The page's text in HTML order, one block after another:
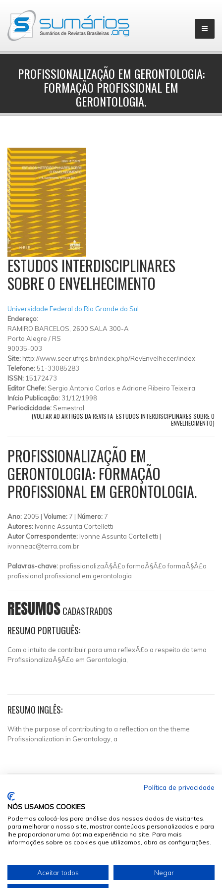
PROFISSIONALIZAÇÃO EM GERONTOLOGIA:
FORMAÇÃO PROFISSIONAL EM
GERONTOLOGIA.
ESTUDOS INTERDISCIPLINARES
SOBRE O ENVELHECIMENTO
Universidade Federal do Rio Grande do Sul
Endereço:
RAMIRO BARCELOS, 2600 SALA 300-A
Porto Alegre / RS
90035-003
Site: http://www.seer.ufrgs.br/index.php/RevEnvelhecer/index
Telefone:51-33085283
ISSN: 15172473
Editor Chefe: Sergio Antonio Carlos e Adriane Ribeiro Teixeira
Início Publicação: 31/12/1998
Periodicidade: Semestral
(VOLTAR AO ARTIGOS DA REVISTA: ESTUDOS INTERDISCIPLINARES SOBRE O
ENVELHECIMENTO)
PROFISSIONALIZAÇÃO EM
GERONTOLOGIA: FORMAÇÃO
PROFISSIONAL EM GERONTOLOGIA.
Ano: 2005 | Volume: 7 | Número: 7
Autores: Ivonne Assunta Cortelletti
Autor Correspondente: Ivonne Assunta Cortelletti |
ivonneac@terra.com.br
Palavras-chave:profissionalizaÃ§Ã£o formaÃ§Ã£o formaÃ§Ã£o
profissional profissional em gerontologia
RESUMOSCADASTRADOS
RESUMO PORTUGUÊS:
Com o intuito de contribuir para uma reflexÃ£o a respeito do tema
ProfissionalizaÃ§Ã£o em Gerontologia,
RESUMO INGLÊS:
With the purpose of contributing to a reflection on the theme
Profissionalization in Gerontology, a
© 2026 Sumários.org
. Todos os Direitos Reservados
Desenvolvido por
Política de privacidade
NÓS USAMOS COOKIES
Podemos colocá-los para análise dos nossos dados de visitantes,
para melhorar o nosso site, mostrar conteúdos personalizados e para
lhe proporcionar uma óptima experiência no site. Para mais
informações sobre os cookies que utilizamos, abra as configurações.
Aceitar todos Negar